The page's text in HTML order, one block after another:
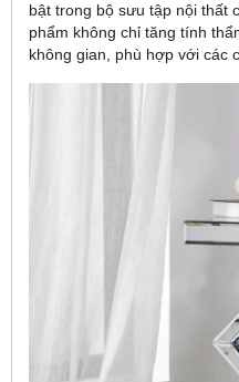
bật trong bộ sưu tập nội thất
phẩm không chỉ tăng tính
không gian, phù hợp với các